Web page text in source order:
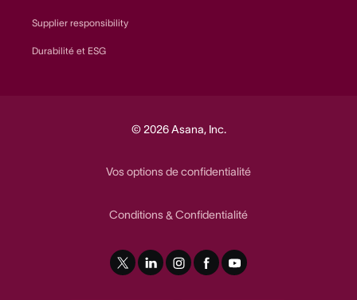
Supplier responsibility
Durabilité et ESG
© 2026 Asana, Inc.
Vos options de confidentialité
Conditions& Confidentialité